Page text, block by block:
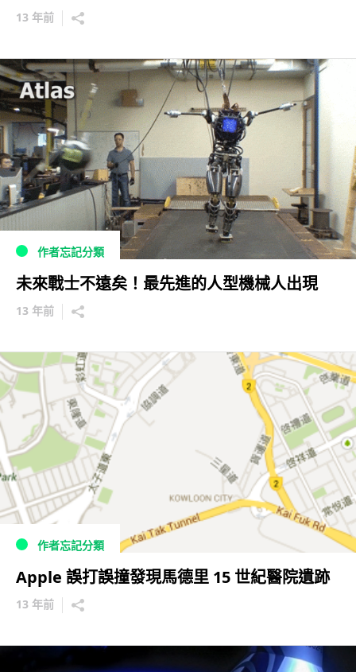
13 年前
作者忘記分類
未來戰士不遠矣！最先進的人型機械人出現
13 年前
作者忘記分類
Apple 誤打誤撞發現馬德里 15 世紀醫院遺跡
13 年前